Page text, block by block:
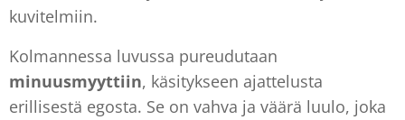
kuvitelmiin.
Kolmannessa luvussa pureudutaan
minuusmyyttiin, käsitykseen ajattelusta
erillisestä egosta. Se on vahva ja väärä luulo, joka